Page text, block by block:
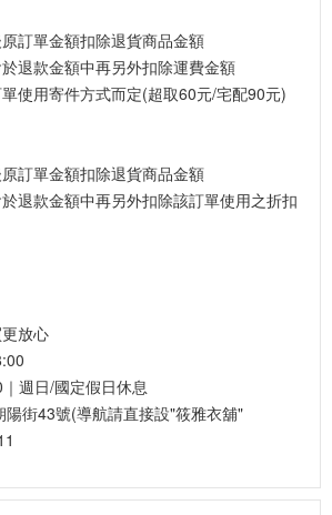
訂單金額扣除退貨商品金額
退款金額中再另外扣除運費金額
使用寄件方式而定(超取60元/宅配90元)
訂單金額扣除退貨商品金額
退款金額中再另外扣除該訂單使用之折扣
放心
週日/國定假日休息
街43號(導航請直接設"筱雅衣舖"